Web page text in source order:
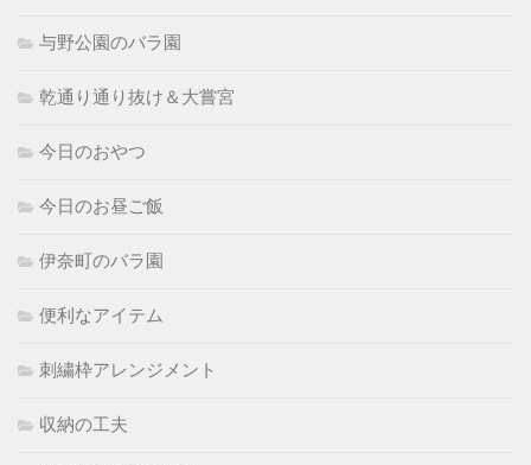
与野公園のバラ園
乾通り通り抜け＆大嘗宮
今日のおやつ
今日のお昼ご飯
伊奈町のバラ園
便利なアイテム
刺繍枠アレンジメント
収納の工夫